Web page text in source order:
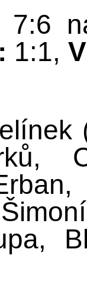
7:6
1:1,